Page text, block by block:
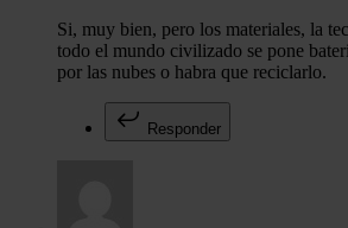
Si, muy bien, pero los materiales, la
todo el mundo civilizado se pone
por las nubes o habra que reciclarlo.
Responder